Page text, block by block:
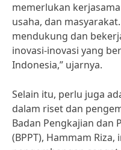
memerlukan
usaha, dan
mendukung dan
inovasi-inovasi yang
Indonesia,” ujarnya.
Selain itu, perlu juga
dalam riset dan
Badan Pengkajian dan
(BPPT), Hammam